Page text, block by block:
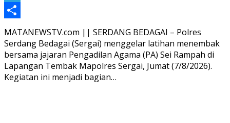
Telegram
Share
MATANEWSTV.com || SERDANG BEDAGAI – Polres
Serdang Bedagai (Sergai) menggelar latihan menembak
bersama jajaran Pengadilan Agama (PA) Sei Rampah di
Lapangan Tembak Mapolres Sergai, Jumat (7/8/2026).
Kegiatan ini menjadi bagian…